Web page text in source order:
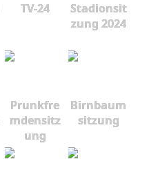
TV-24
Stadionsit
zung 2024
Prunkfre
mdensitz
ung
Birnbaum
sitzung